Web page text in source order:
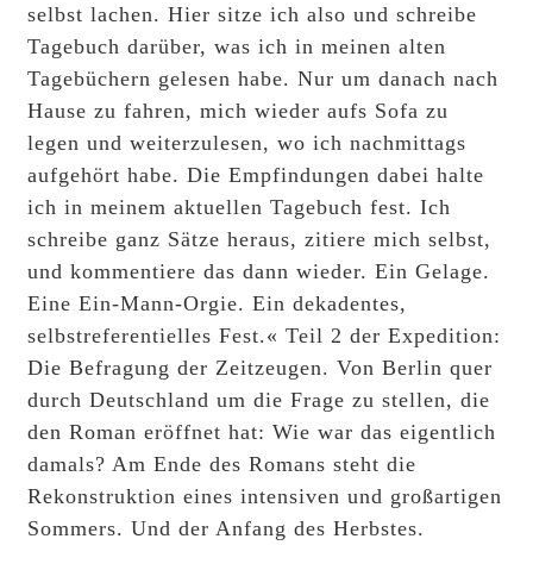
selbst lachen. Hier sitze ich also und schreibe
Tagebuch darüber, was ich in meinen alten
Tagebüchern gelesen habe. Nur um danach nach
Hause zu fahren, mich wieder aufs Sofa zu
legen und weiterzulesen, wo ich nachmittags
aufgehört habe. Die Empfindungen dabei halte
ich in meinem aktuellen Tagebuch fest. Ich
schreibe ganz Sätze heraus, zitiere mich selbst,
und kommentiere das dann wieder. Ein Gelage.
Eine Ein-Mann-Orgie. Ein dekadentes,
selbstreferentielles Fest.« Teil 2 der Expedition:
Die Befragung der Zeitzeugen. Von Berlin quer
durch Deutschland um die Frage zu stellen, die
den Roman eröffnet hat: Wie war das eigentlich
damals? Am Ende des Romans steht die
Rekonstruktion eines intensiven und großartigen
Sommers. Und der Anfang des Herbstes.